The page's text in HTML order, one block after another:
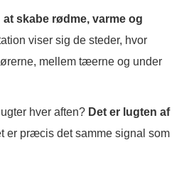
skabe rødme, varme og
viser sig de steder, hvor
mellem tæerne og under
hver aften? Det er lugten af
er præcis det samme signal som